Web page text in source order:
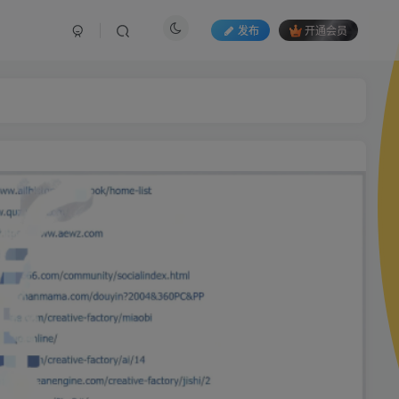
发布 开通会员